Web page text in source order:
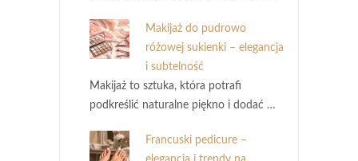
Makijaż do pudrowo
różowej sukienki – elegancja
i subtelność
Makijaż to sztuka, która potrafi
podkreślić naturalne piękno i dodać …
Francuski pedicure –